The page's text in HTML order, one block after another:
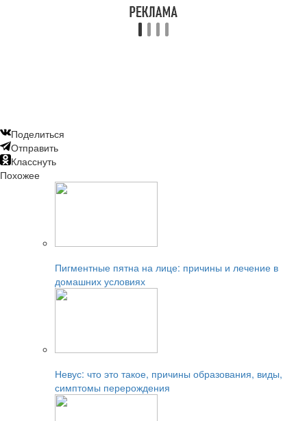
Поделиться
Отправить
Класснуть
Похожее
Пигментные пятна на лице: причины и лечение в
домашних условиях
Невус: что это такое, причины образования, виды,
симптомы перерождения